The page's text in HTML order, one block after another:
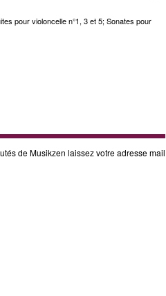
pour violoncelle n°1, 3 et 5; Sonates pour
de Musikzen laissez votre adresse mail